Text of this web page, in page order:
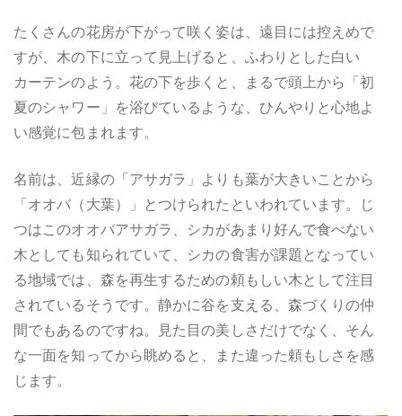
たくさんの花房が下がって咲く姿は、遠目には控えめで
すが、木の下に立って見上げると、ふわりとした白い
カーテンのよう。花の下を歩くと、まるで頭上から「初
夏のシャワー」を浴びているような、ひんやりと心地よ
い感覚に包まれます。
名前は、近縁の「アサガラ」よりも葉が大きいことから
「オオバ（大葉）」とつけられたといわれています。じ
つはこのオオバアサガラ、シカがあまり好んで食べない
木としても知られていて、シカの食害が課題となってい
る地域では、森を再生するための頼もしい木として注目
されているそうです。静かに谷を支える、森づくりの仲
間でもあるのですね。見た目の美しさだけでなく、そん
な一面を知ってから眺めると、また違った頼もしさを感
じます。